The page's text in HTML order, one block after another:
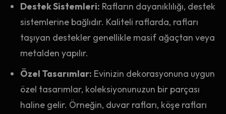
Destek Sistemleri: Rafların dayanıklılığı, destek
sistemlerine bağlıdır. Kaliteli raflarda, rafları
taşıyan destekler genellikle masif ağaçtan veya
metalden yapılır.
Özel Tasarımlar: Evinizin dekorasyonuna uygun
özel tasarımlar, koleksiyonunuzun bir parçası
haline gelir. Örneğin, duvar rafları, köşe rafları